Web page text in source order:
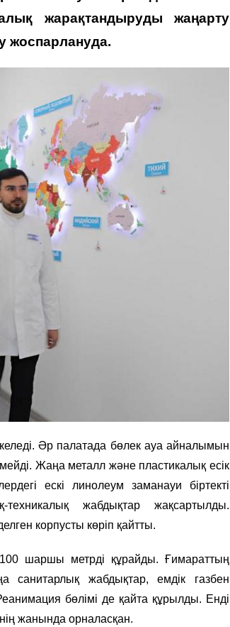
жарақтандыруды жаңарту
жоспарлануда.
Әр палатада бөлек ауа айналымын
Жаңа металл және пластикалық есік
ескі линолеум заманауи біртекті
жабдықтар жақсартылды.
корпусты көріп қайтты.
шаршы метрді құрайды. Ғимараттың
санитарлық жабдықтар, емдік газбен
бөлімі де қайта құрылды. Енді
жанында орналасқан.